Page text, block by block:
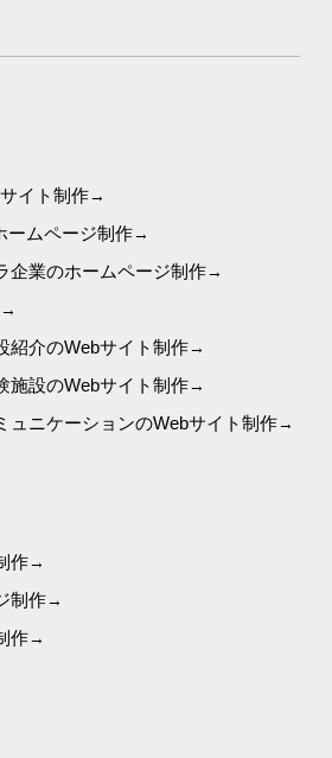
イト制作
ームページ制作
企業のホームページ制作
紹介のWebサイト制作
施設のWebサイト制作
ュニケーションのWebサイト制作
作
制作
作